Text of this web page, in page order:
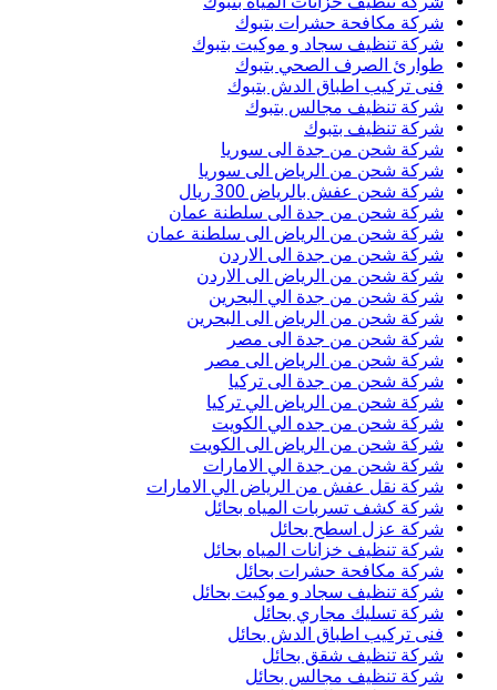
شركة مكافحة حشرات بتبوك
شركة تنظيف سجاد و موكيت بتبوك
طوارئ الصرف الصحي بتبوك
فنى تركيب اطباق الدش بتبوك
شركة تنظيف مجالس بتبوك
شركة تنظيف بتبوك
شركة شحن من جدة الى سوريا
شركة شحن من الرياض الى سوريا
شركة شحن عفش بالرياض 300 ريال
شركة شحن من جدة الى سلطنة عمان
شركة شحن من الرياض الى سلطنة عمان
شركة شحن من جدة الى الاردن
شركة شحن من الرياض الى الاردن
شركة شحن من جدة الي البحرين
شركة شحن من الرياض الى البحرين
شركة شحن من جدة الى مصر
شركة شحن من الرياض الى مصر
شركة شحن من جدة الى تركيا
شركة شحن من الرياض الي تركيا
شركة شحن من جده الي الكويت
شركة شحن من الرياض الى الكويت
شركة شحن من جدة الي الامارات
شركة نقل عفش من الرياض الي الامارات
شركة كشف تسربات المياه بحائل
شركة عزل اسطح بحائل
شركة تنظيف خزانات المياه بحائل
شركة مكافحة حشرات بحائل
شركة تنظيف سجاد و موكيت بحائل
شركة تسليك مجاري بحائل
فنى تركيب اطباق الدش بحائل
شركة تنظيف شقق بحائل
شركة تنظيف مجالس بحائل